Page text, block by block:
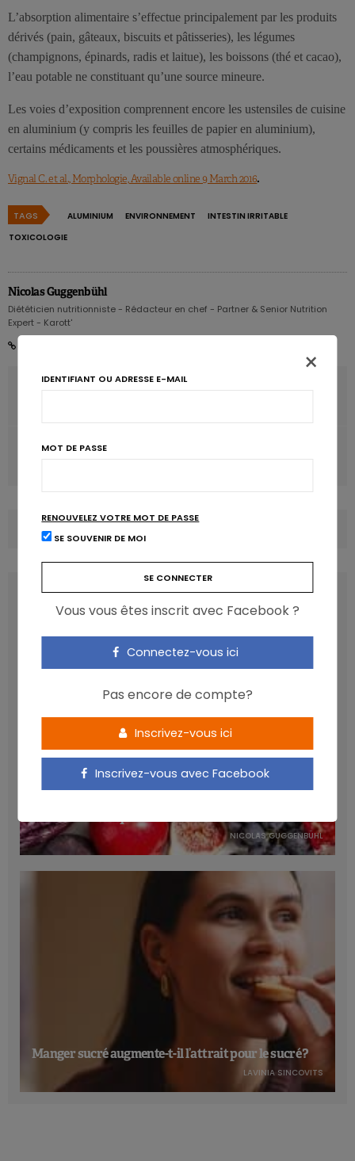
L’absorption alimentaire s’effectue principalement par les produits
dérivés (pain, gâteaux, biscuits et pâtisseries), les légumes
(champignons, épinards, radis et laitue), les boissons (thé et cacao),
l’eau potable ne constituant qu’une source mineure.
Les voies d’exposition comprennent encore les ustensiles de cuisine
en aluminium (y compris les feuilles de papier en aluminium),
certains médicaments et les poussières atmosphériques.
Vignal C. et al., Morphologie, Available online 9 March 2016.
TAGS ALUMINIUM ENVIRONNEMENT
INTESTIN IRRITABLE
TOXICOLOGIE
Nicolas Guggenbühl
Diététicien nutritionniste - Rédacteur en chef - Partner & Senior Nutrition
Expert - Karott'
ARTICLE PRÉCÉDENT
Acides gras saturés en partie réhabilités?
COMMENTS(0)
LATEST POSTS
NICOLAS GUGGENBÜHL
Manger sucré augmente-t-il l’attrait pour le sucré ?
LAVINIA SINCOVITS
×
IDENTIFIANT OU ADRESSE E-MAIL
MOT DE PASSE
RENOUVELEZ VOTRE MOT DE PASSE
SE SOUVENIR DE MOI
Vous vous êtes inscrit avec Facebook ?
Connectez-vous ici
Pas encore de compte?
Inscrivez-vous ici
Inscrivez-vous avec Facebook